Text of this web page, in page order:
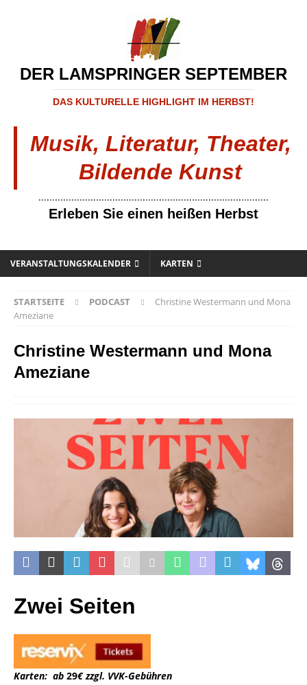
DER LAMSPRINGER SEPTEMBER
DAS KULTURELLE HIGHLIGHT IM HERBST!
Musik, Literatur, Theater,
Bildende Kunst
....................................................................................
Erleben Sie einen heißen Herbst
VERANSTALTUNGSKALENDER KARTEN
STARTSEITE PODCAST
Christine Westermann und Mona
Ameziane
Christine Westermann und Mona
Ameziane
Zwei Seiten
Karten: ab 29€ zzgl. VVK-Gebühren